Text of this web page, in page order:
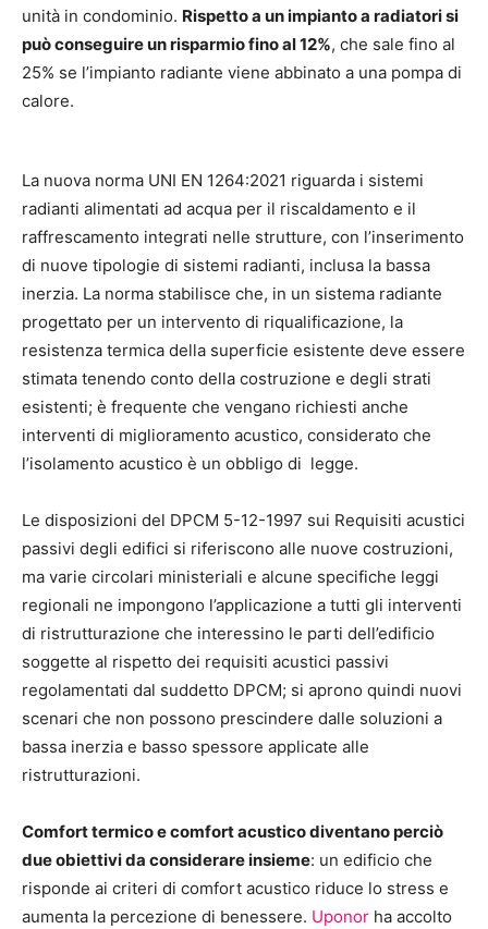
unità in condominio. Rispetto a un impianto a radiatori si
può conseguire un risparmio fino al 12%, che sale fino al
25% se l’impianto radiante viene abbinato a una pompa di
calore.
La nuova norma UNI EN 1264:2021 riguarda i sistemi
radianti alimentati ad acqua per il riscaldamento e il
raffrescamento integrati nelle strutture, con l’inserimento
di nuove tipologie di sistemi radianti, inclusa la bassa
inerzia. La norma stabilisce che, in un sistema radiante
progettato per un intervento di riqualificazione, la
resistenza termica della superficie esistente deve essere
stimata tenendo conto della costruzione e degli strati
esistenti; è frequente che vengano richiesti anche
interventi di miglioramento acustico, considerato che
l’isolamento acustico è un obbligo di legge.
Le disposizioni del DPCM 5-12-1997 sui Requisiti acustici
passivi degli edifici si riferiscono alle nuove costruzioni,
ma varie circolari ministeriali e alcune specifiche leggi
regionali ne impongono l’applicazione a tutti gli interventi
di ristrutturazione che interessino le parti dell’edificio
soggette al rispetto dei requisiti acustici passivi
regolamentati dal suddetto DPCM; si aprono quindi nuovi
scenari che non possono prescindere dalle soluzioni a
bassa inerzia e basso spessore applicate alle
ristrutturazioni.
Comfort termico e comfort acustico diventano perciò
due obiettivi da considerare insieme: un edificio che
risponde ai criteri di comfort acustico riduce lo stress e
aumenta la percezione di benessere. Uponor ha accolto